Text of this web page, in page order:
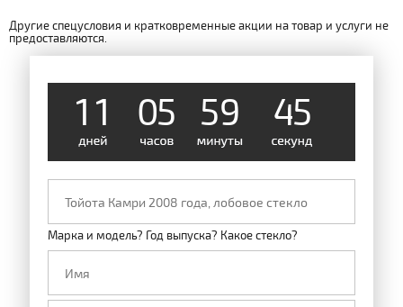
Другие спецусловия и кратковременные акции на товар и услуги не
предоставляются.
1 1 05 59 44
Марка и модель? Год выпуска? Какое стекло?